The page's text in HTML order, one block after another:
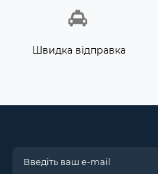
Швидка відправка